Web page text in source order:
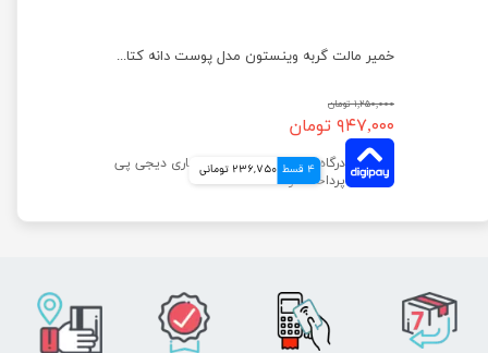
خمیر مالت گربه وینستون مدل پوست دانه کتان وزن 100 گرم
۱,۲۵۰,۰۰۰ تومان
۹۴۷,۰۰۰ تومان
4 قسط 236,750 تومانی